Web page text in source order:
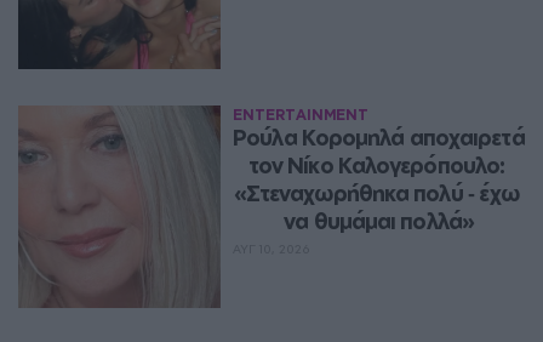
ENTERTAINMENT
Ρούλα Κορομηλά αποχαιρετά
τον Νίκο Καλογερόπουλο:
«Στεναχωρήθηκα πολύ ‑ έχω
να θυμάμαι πολλά»